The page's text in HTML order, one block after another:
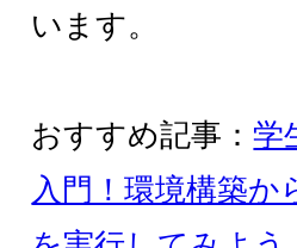
います。
おすすめ記事：学
入門！環境構築か